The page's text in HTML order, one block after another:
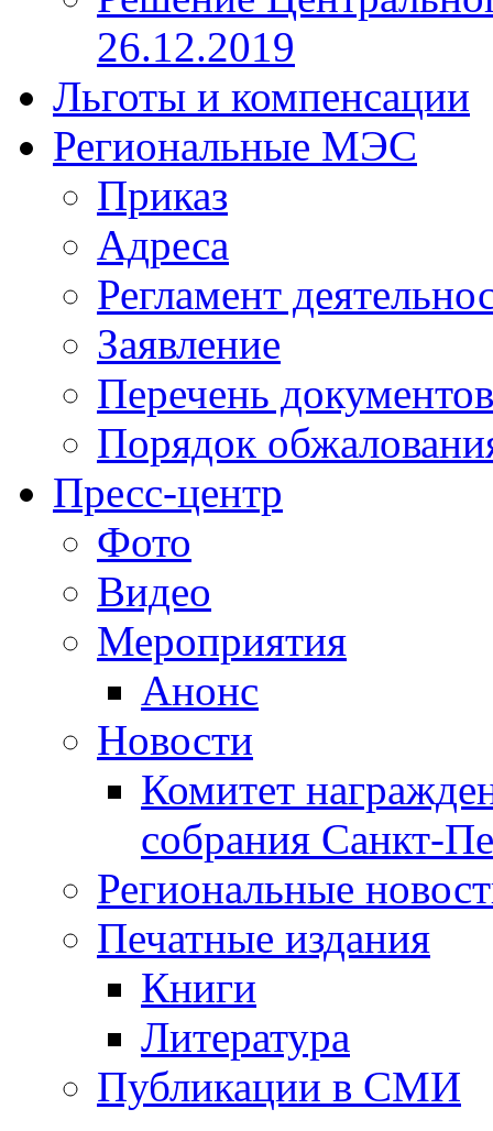
26.12.2019
Льготы и компенсации
Региональные МЭС
Приказ
Адреса
Регламент
Заявление
Перечень документов
Порядок
Пресс-центр
Фото
Видео
Мероприятия
Анонс
Новости
Комитет
собрания Санкт-
Региональные
Печатные издания
Книги
Литература
Публикации в СМИ